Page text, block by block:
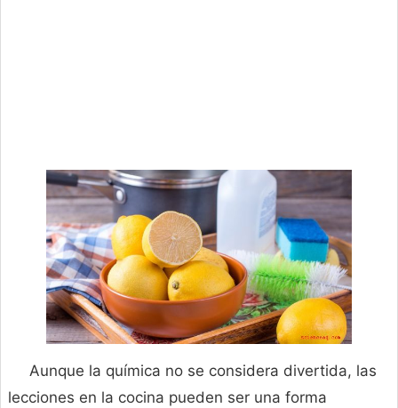
Aunque la química no se considera divertida, las
lecciones en la cocina pueden ser una forma